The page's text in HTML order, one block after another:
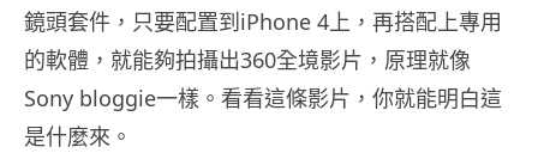
鏡頭套件，只要配置到iPhone 4上，再搭配上專用
的軟體，就能夠拍攝出360全境影片，原理就像
Sony bloggie一樣。看看這條影片，你就能明白這
是什麼來。